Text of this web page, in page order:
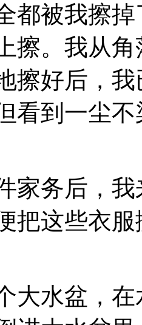
都被我擦
擦。我从
擦好后，
看到一尘
家务后，
把这些衣
大水盆，